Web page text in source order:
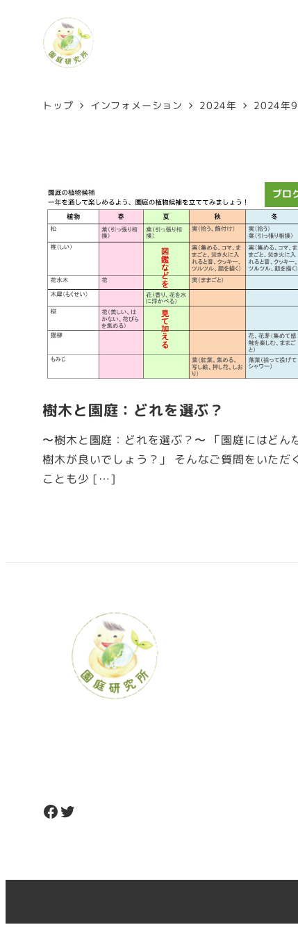
トップ インフォメーション 2024年 2024年9
ブロ
樹木と園庭：どれを選ぶ？
〜樹木と園庭：どれを選ぶ？〜 「園庭にはどん
樹木が良いでしょう？」 そんなご質問をいただ
ことも少 […]
Facebook Twitter